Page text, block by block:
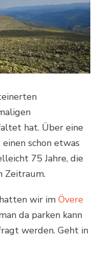
hat. Über eine
schon etwas
75 Jahre, die
Zeitraum.
wir im Övere
da parken kann
werden. Geht in